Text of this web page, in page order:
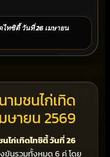
ทซิตี้ วันที่ 26 เมษายน
ามชนไก่เทิด
ษายน 2569
ไก่เทิดไทซิตี้ วันที่ 26
ขันรวมทั้งหมด 6 คู่ โดย